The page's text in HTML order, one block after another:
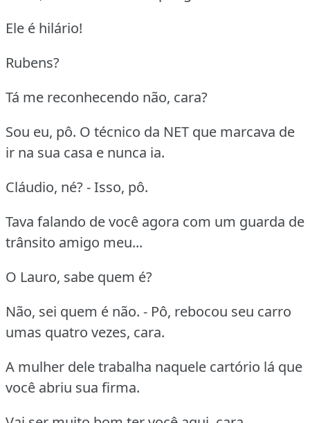
Ele é hilário!
Rubens?
Tá me reconhecendo não, cara?
Sou eu, pô. O técnico da NET que marcava de
ir na sua casa e nunca ia.
Cláudio, né? - Isso, pô.
Tava falando de você agora com um guarda de
trânsito amigo meu...
O Lauro, sabe quem é?
Não, sei quem é não. - Pô, rebocou seu carro
umas quatro vezes, cara.
A mulher dele trabalha naquele cartório lá que
você abriu sua firma.